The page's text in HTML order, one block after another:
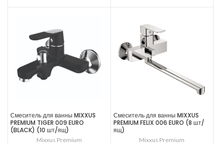
Смеситель для ванны MIXXUS
PREMIUM TIGER 009 EURO
(BLACK) (10 шт/ящ)
Mixxus Premium
Смеситель для ванны MIXXUS
PREMIUM FELIX 006 EURO (8 шт/
ящ)
Mixxus Premium